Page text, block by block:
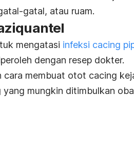
gatal, atau ruam.
mengatasi infeksi cacing
dengan resep dokter.
cara membuat otot cacing
yang mungkin ditimbulkan